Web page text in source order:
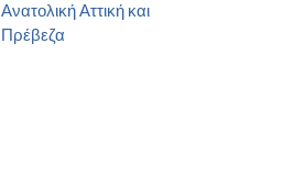
Ανατολική Αττική και
Πρέβεζα